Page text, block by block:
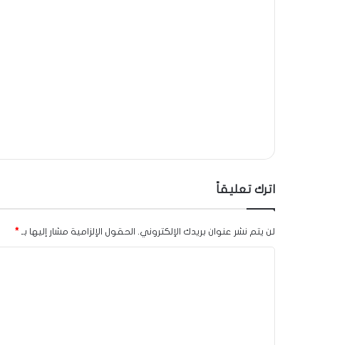
اترك تعليقاً
لن يتم نشر عنوان بريدك الإلكتروني. الحقول الإلزامية مشار إليها بـ *